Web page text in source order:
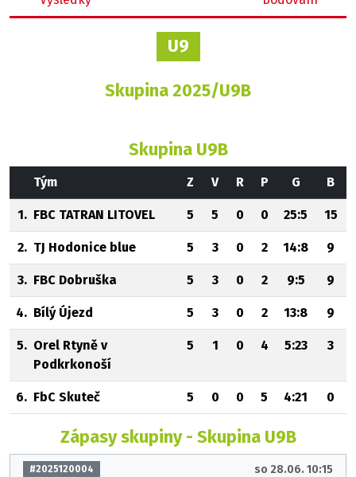
U9
Skupina 2025/U9B
Skupina U9B
Tým Z V R P G B
1. FBC TATRAN LITOVEL 5 5 0 0 25:5 15
2. TJ Hodonice blue 5 3 0 2 14:8 9
3. FBC Dobruška 5 3 0 2 9:5 9
4. Bílý Újezd 5 3 0 2 13:8 9
5. Orel Rtyně v
Podkrkonoší
5 1 0 4 5:23 3
6. FbC Skuteč 5 0 0 5 4:21 0
Zápasy skupiny - Skupina U9B
#2025120004 so 28.06. 10:15